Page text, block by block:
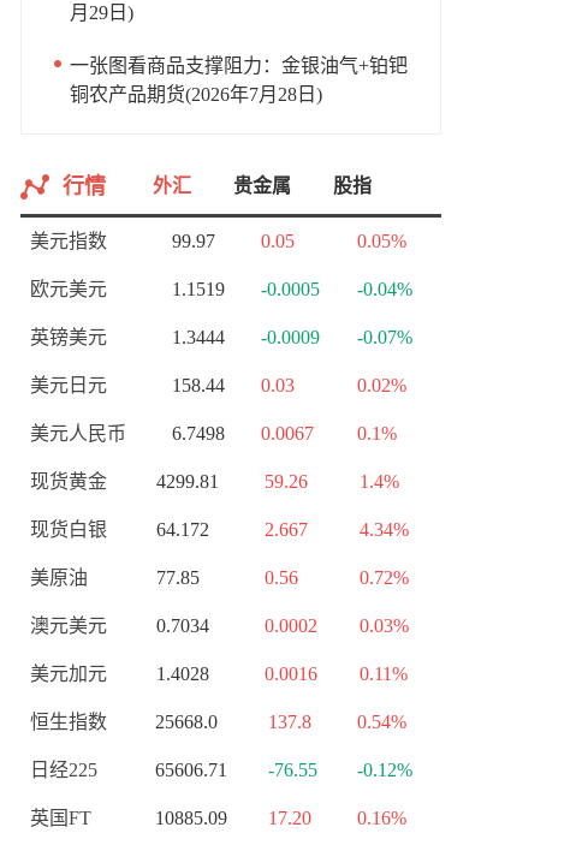
月29日)
一张图看商品支撑阻力：金银油气+铂钯
铜农产品期货(2026年7月28日)
行情 外汇 贵金属 股指
美元指数 99.97 0.05 0.05%
欧元美元 1.1519 -0.0005 -0.04%
英镑美元 1.3444 -0.0009 -0.07%
美元日元 158.44 0.03 0.02%
美元人民币 6.7498 0.0067 0.1%
现货黄金 4299.81 59.26 1.4%
现货白银 64.172 2.667 4.34%
美原油 77.85 0.56 0.72%
澳元美元 0.7034 0.0002 0.03%
美元加元 1.4028 0.0016 0.11%
恒生指数 25668.0 137.8 0.54%
日经225 65606.71 -76.55 -0.12%
英国FT 10885.09 17.20 0.16%